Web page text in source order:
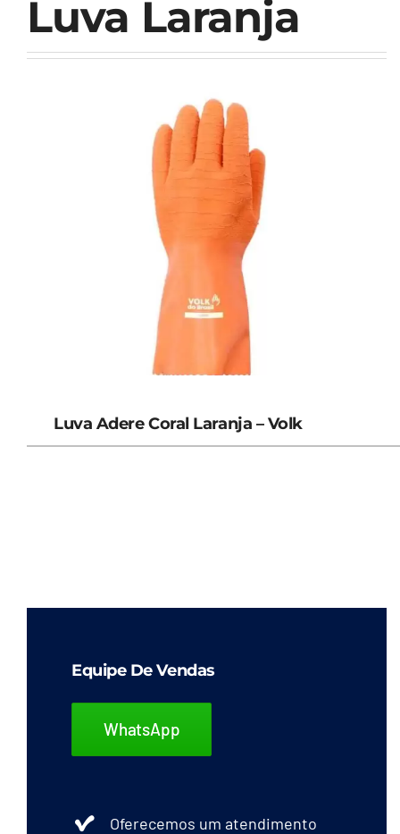
Luva Laranja
Luva Adere Coral Laranja – Volk
Equipe De Vendas
WhatsApp
Oferecemos um atendimento